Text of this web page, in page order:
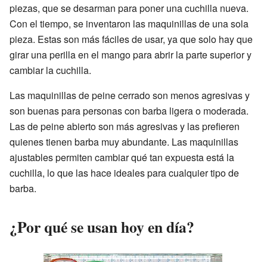
piezas, que se desarman para poner una cuchilla nueva.
Con el tiempo, se inventaron las maquinillas de una sola
pieza. Estas son más fáciles de usar, ya que solo hay que
girar una perilla en el mango para abrir la parte superior y
cambiar la cuchilla.
Las maquinillas de peine cerrado son menos agresivas y
son buenas para personas con barba ligera o moderada.
Las de peine abierto son más agresivas y las prefieren
quienes tienen barba muy abundante. Las maquinillas
ajustables permiten cambiar qué tan expuesta está la
cuchilla, lo que las hace ideales para cualquier tipo de
barba.
¿Por qué se usan hoy en día?